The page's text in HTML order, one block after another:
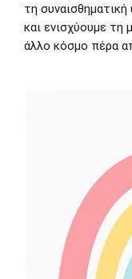
τη
και ενισχύουμε
άλλο κόσμο πέρα